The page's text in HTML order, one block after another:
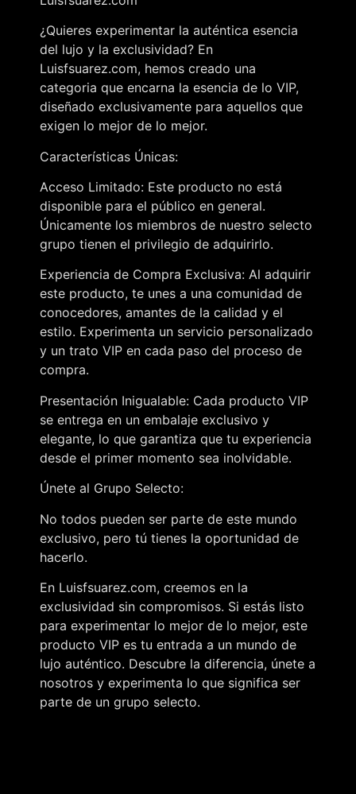
¿Quieres experimentar la auténtica esencia
del lujo y la exclusividad? En
Luisfsuarez.com, hemos creado una
categoria que encarna la esencia de lo VIP,
diseñado exclusivamente para aquellos que
exigen lo mejor de lo mejor.
Características Únicas:
Acceso Limitado: Este producto no está
disponible para el público en general.
Únicamente los miembros de nuestro selecto
grupo tienen el privilegio de adquirirlo.
Experiencia de Compra Exclusiva: Al adquirir
este producto, te unes a una comunidad de
conocedores, amantes de la calidad y el
estilo. Experimenta un servicio personalizado
y un trato VIP en cada paso del proceso de
compra.
Presentación Inigualable: Cada producto VIP
se entrega en un embalaje exclusivo y
elegante, lo que garantiza que tu experiencia
desde el primer momento sea inolvidable.
Únete al Grupo Selecto:
No todos pueden ser parte de este mundo
exclusivo, pero tú tienes la oportunidad de
hacerlo.
En Luisfsuarez.com, creemos en la
exclusividad sin compromisos. Si estás listo
para experimentar lo mejor de lo mejor, este
producto VIP es tu entrada a un mundo de
lujo auténtico. Descubre la diferencia, únete a
nosotros y experimenta lo que significa ser
parte de un grupo selecto.